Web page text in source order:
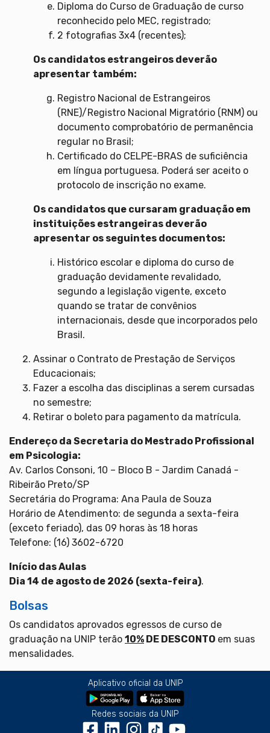
Diploma do Curso de Graduação de curso
reconhecido pelo MEC, registrado;
2 fotografias 3x4 (recentes);
Os candidatos estrangeiros deverão
apresentar também:
Registro Nacional de Estrangeiros
(RNE)/Registro Nacional Migratório (RNM) ou
documento comprobatório de permanência
regular no Brasil;
Certificado do CELPE-BRAS de suficiência
em língua portuguesa. Poderá ser aceito o
protocolo de inscrição no exame.
Os candidatos que cursaram graduação em
instituições estrangeiras deverão
apresentar os seguintes documentos:
Histórico escolar e diploma do curso de
graduação devidamente revalidado,
segundo a legislação vigente, exceto
quando se tratar de convênios
internacionais, desde que incorporados pelo
Brasil.
Assinar o Contrato de Prestação de Serviços
Educacionais;
Fazer a escolha das disciplinas a serem cursadas
no semestre;
Retirar o boleto para pagamento da matrícula.
Endereço da Secretaria do Mestrado Profissional
em Psicologia:
Av. Carlos Consoni, 10 – Bloco B - Jardim Canadá -
Ribeirão Preto/SP
Secretária do Programa: Ana Paula de Souza
Horário de Atendimento: de segunda a sexta-feira
(exceto feriado), das 09 horas às 18 horas
Telefone: (16) 3602-6720
Início das Aulas
Dia 14 de agosto de 2026 (sexta-feira).
Bolsas
Os candidatos aprovados egressos de curso de
graduação na UNIP terão 10% DE DESCONTO em suas
mensalidades.
Aplicativo oficial da UNIP
Redes sociais da UNIP